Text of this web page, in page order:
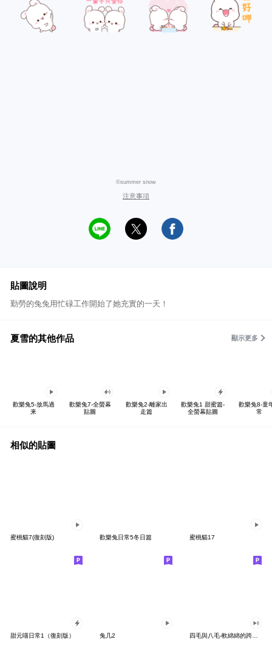
©summer snow
注意事項
貼圖說明
勤勞的兔兔用忙碌工作開始了她充實的一天！
夏雪的其他作品 顯示更多
歡樂兔5-放馬過
来
歡樂兔7-全螢幕
貼圖
歡樂兔2-離家出
走篇
歡樂兔1 甜蜜篇-
全螢幕貼圖
歡樂兔8-童
常
相似的貼圖
蜜桃貓7(復刻版) 歡樂兔日常5冬日篇 蜜桃貓17
甜元喵日常1（復刻版） 兔几2 四毛與八毛-軟綿綿的跨年貼圖